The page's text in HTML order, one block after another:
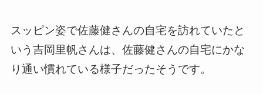
スッピン姿で佐藤健さんの自宅を訪れていたと
いう吉岡里帆さんは、佐藤健さんの自宅にかな
り通い慣れている様子だったそうです。